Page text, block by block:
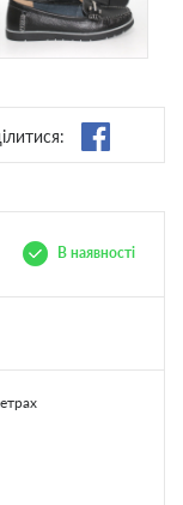
В наявності